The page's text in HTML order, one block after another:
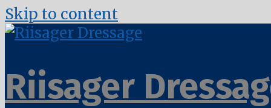
Skip to content
Riisager